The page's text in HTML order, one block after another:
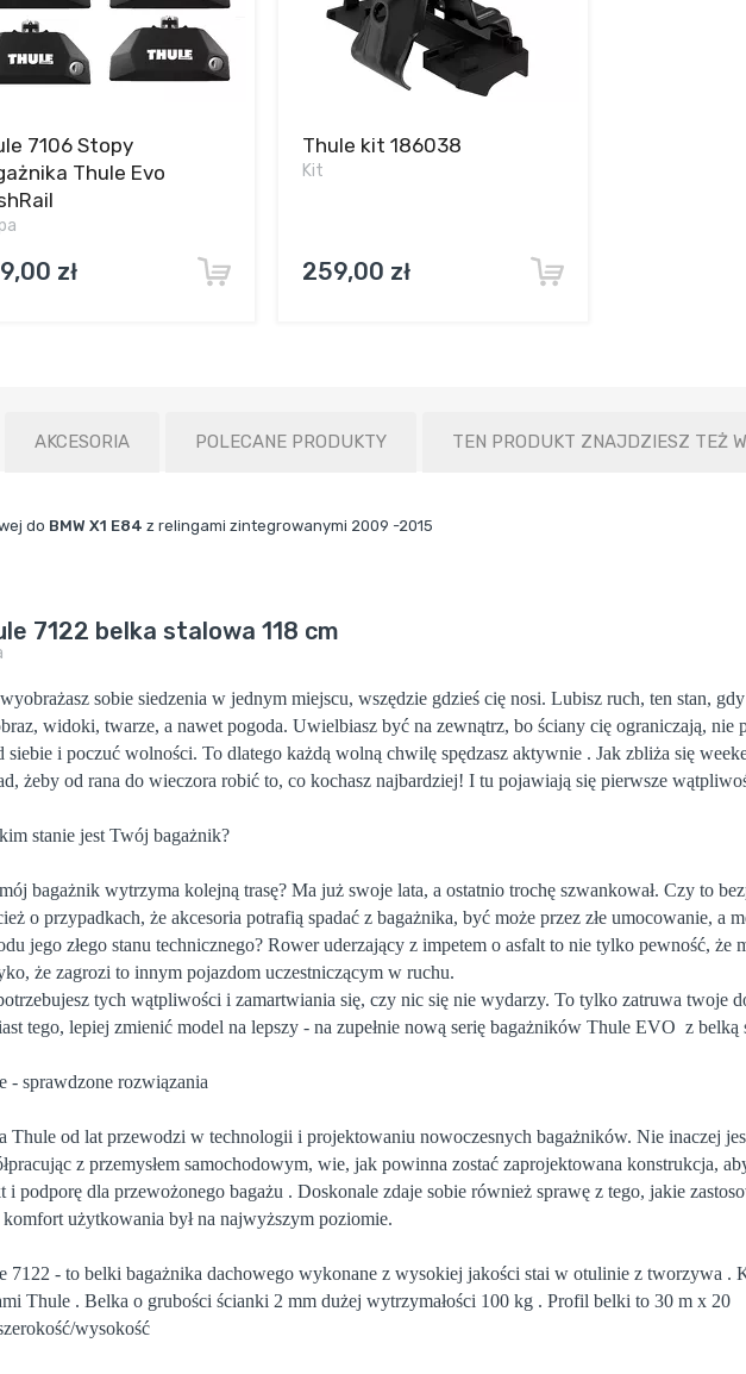
7106 Stopy
Thule Evo
zł
Thule kit 186038
Kit
259,00 zł
AKCESORIA POLECANE PRODUKTY TEN PRODUKT ZNAJDZIESZ TEŻ W
do BMW X1 E84 z relingami zintegrowanymi 2009 -2015
7122 belka stalowa 118 cm
sobie siedzenia w jednym miejscu, wszędzie gdzieś cię nosi. Lubisz ruch, ten stan,
widoki, twarze, a nawet pogoda. Uwielbiasz być na zewnątrz, bo ściany cię ograniczają, nie
siebie i poczuć wolności. To dlatego każdą wolną chwilę spędzasz aktywnie . Jak zbliża się
żeby od rana do wieczora robić to, co kochasz najbardziej! I tu pojawiają się pierwsze
stanie jest Twój bagażnik?
bagażnik wytrzyma kolejną trasę? Ma już swoje lata, a ostatnio trochę szwankował. Czy to
o przypadkach, że akcesoria potrafią spadać z bagażnika, być może przez złe umocowanie, a
jego złego stanu technicznego? Rower uderzający z impetem o asfalt to nie tylko pewność, że
że zagrozi to innym pojazdom uczestniczącym w ruchu.
tych wątpliwości i zamartwiania się, czy nic się nie wydarzy. To tylko zatruwa twoje
tego, lepiej zmienić model na lepszy - na zupełnie nową serię bagażników Thule EVO z belką
- sprawdzone rozwiązania
Thule od lat przewodzi w technologii i projektowaniu nowoczesnych bagażników. Nie inaczej
z przemysłem samochodowym, wie, jak powinna zostać zaprojektowana konstrukcja,
i podporę dla przewożonego bagażu . Doskonale zdaje sobie również sprawę z tego, jakie
komfort użytkowania był na najwyższym poziomie.
7122 - to belki bagażnika dachowego wykonane z wysokiej jakości stai w otulinie z tworzywa .
Thule . Belka o grubości ścianki 2 mm dużej wytrzymałości 100 kg . Profil belki to 30 m x 20
wysokość